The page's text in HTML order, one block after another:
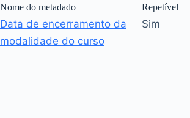
Nome do metadado
Data de encerramento da
modalidade do curso
Repetível
Sim